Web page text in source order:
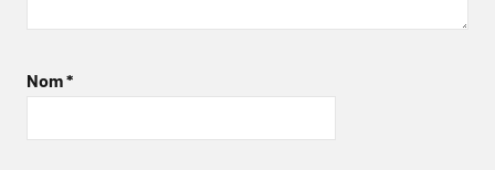
Nom*